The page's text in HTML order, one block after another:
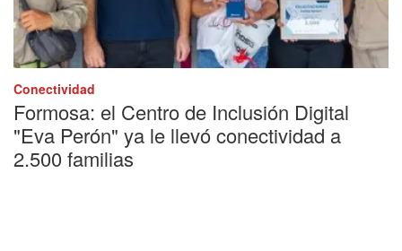
Conectividad
Formosa: el Centro de Inclusión Digital
"Eva Perón" ya le llevó conectividad a
2.500 familias